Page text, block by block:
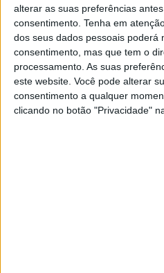
alterar as suas preferências
consentimento. Tenha em
dos seus dados pessoais poderá
consentimento, mas que tem o
processamento. As suas
este website. Você pode alterar
consentimento a qualquer
clicando no botão "Privacidade"
MotoGP: Paolo
revelações
Márquez
16 OUTUBRO, 2025
MotoGP: Toprak
superior’ a